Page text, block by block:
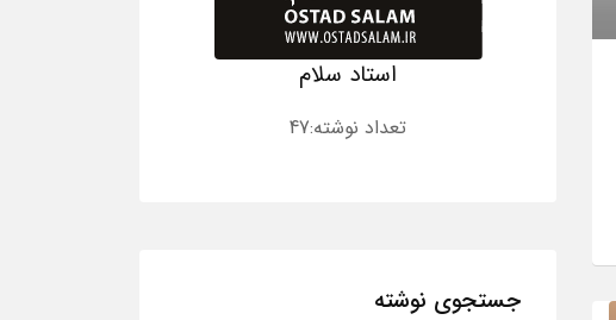
استاد سلام
تعداد نوشته:47
جستجوی نوشته